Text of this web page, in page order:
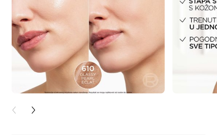
PREVIOUS CARD
NEXT CARD